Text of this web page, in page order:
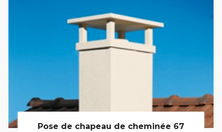
Pose de chapeau de cheminée 67